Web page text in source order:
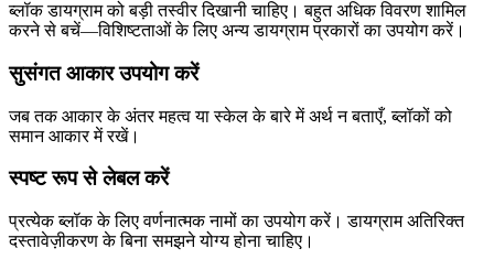
ब्लॉक डायग्राम को बड़ी तस्वीर दिखानी चाहिए। बहुत अधिक विवरण शामिल
करने से बचें—विशिष्टताओं के लिए अन्य डायग्राम प्रकारों का उपयोग करें।
सुसंगत आकार उपयोग करें
जब तक आकार के अंतर महत्व या स्केल के बारे में अर्थ न बताएँ, ब्लॉकों को
समान आकार में रखें।
स्पष्ट रूप से लेबल करें
प्रत्येक ब्लॉक के लिए वर्णनात्मक नामों का उपयोग करें। डायग्राम अतिरिक्त
दस्तावेज़ीकरण के बिना समझने योग्य होना चाहिए।